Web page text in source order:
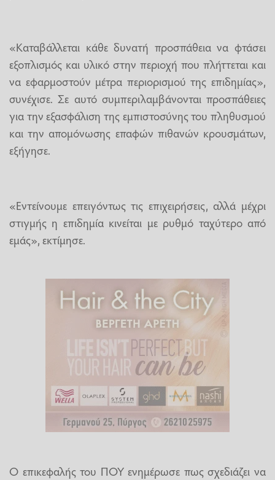
«Καταβάλλεται κάθε δυνατή προσπάθεια να φτάσει
εξοπλισμός και υλικό στην περιοχή που πλήττεται και
να εφαρμοστούν μέτρα περιορισμού της επιδημίας»,
συνέχισε. Σε αυτό συμπεριλαμβάνονται προσπάθειες
για την εξασφάλιση της εμπιστοσύνης του πληθυσμού
και την απομόνωσης επαφών πιθανών κρουσμάτων,
εξήγησε.
«Εντείνουμε επειγόντως τις επιχειρήσεις, αλλά μέχρι
στιγμής η επιδημία κινείται με ρυθμό ταχύτερο από
εμάς», εκτίμησε.
Ο επικεφαλής του ΠΟΥ ενημέρωσε πως σχεδιάζει να